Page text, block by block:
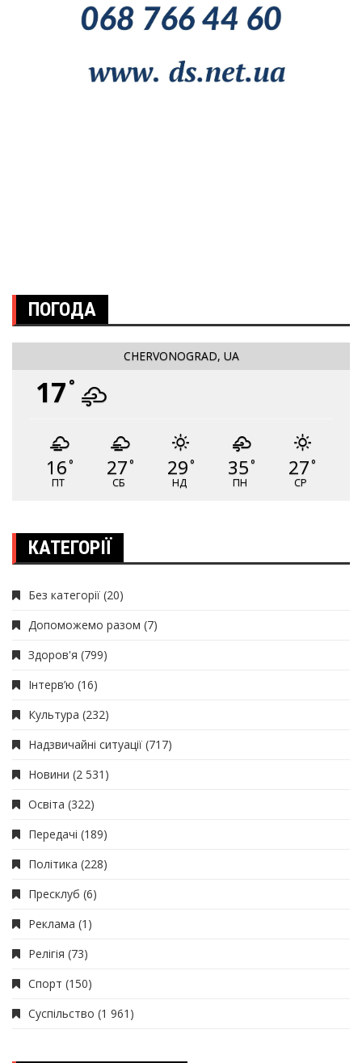
ПОГОДА
CHERVONOGRAD, UA
17 °
16°
ПТ
27°
СБ
29°
НД
35°
ПН
27°
СР
КАТЕГОРІЇ
Без категорії (20)
Допоможемо разом (7)
Здоров'я (799)
Інтерв’ю (16)
Культура (232)
Надзвичайні ситуації (717)
Новини (2 531)
Освіта (322)
Передачі (189)
Політика (228)
Пресклуб (6)
Реклама (1)
Релігія (73)
Спорт (150)
Суспільство (1 961)